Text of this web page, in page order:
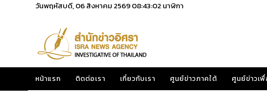
วันพฤหัสบดี, 06 สิงหาคม 256908:43:04 นาฬิกา
หน้าแรก ติดต่อเรา เกี่ยวกับเรา ศูนย์ข่าวภาคใต้ ศูนย์ข่าวเ